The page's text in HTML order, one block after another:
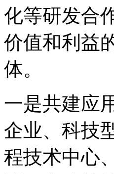
化等研发合
价值和利益
体。
一是共建应
企业、科技
程技术中心